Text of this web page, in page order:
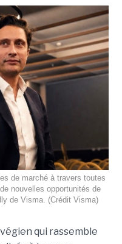
de marché à travers toutes
nouvelles opportunités de
de Visma. (Crédit Visma)
qui rassemble